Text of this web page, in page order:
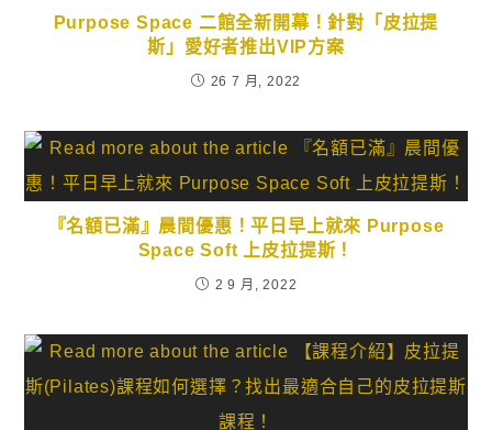
Purpose Space 二館全新開幕！針對「皮拉提
斯」愛好者推出VIP方案
26 7 月, 2022
『名額已滿』晨間優惠！平日早上就來 Purpose
Space Soft 上皮拉提斯！
2 9 月, 2022